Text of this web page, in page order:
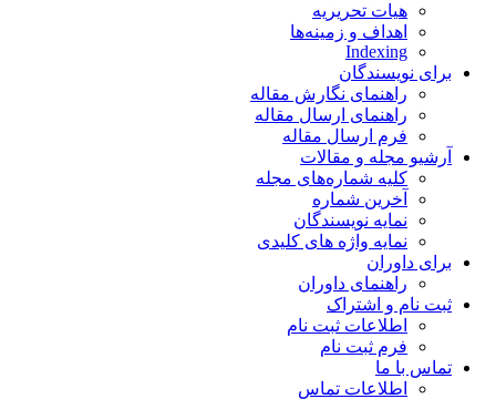
هیات تحریریه
اهداف و زمینه‌ها
Indexing
برای نویسندگان
راهنمای نگارش مقاله
راهنمای ارسال مقاله
فرم ارسال مقاله
آرشیو مجله و مقالات
کلیه شماره‌های مجله
آخرین شماره
نمایه نویسندگان
نمایه واژه های کلیدی
برای داوران
راهنمای داوران
ثبت نام و اشتراک
اطلاعات ثبت نام
فرم ثبت نام
تماس با ما
اطلاعات تماس